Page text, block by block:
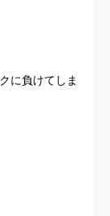
に負けてしま